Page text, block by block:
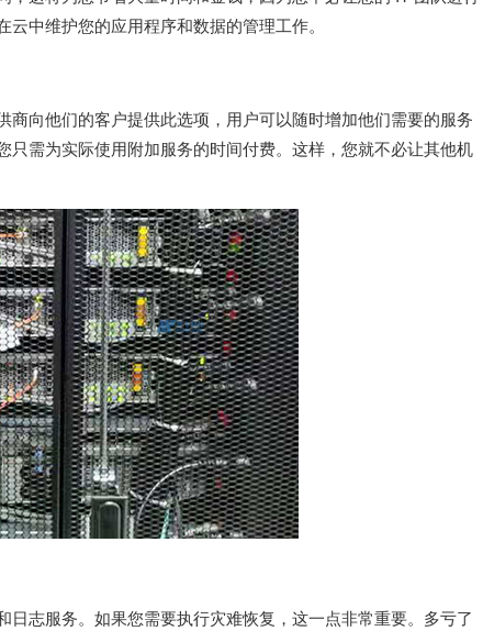
中维护您的应用程序和数据的管理工作。
向他们的客户提供此选项，用户可以随时增加他们需要的服务
需为实际使用附加服务的时间付费。这样，您就不必让其他机
志服务。如果您需要执行灾难恢复，这一点非常重要。多亏了